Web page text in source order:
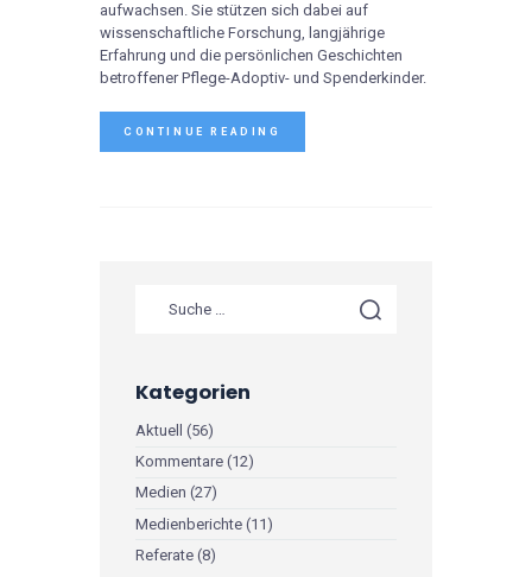
aufwachsen. Sie stützen sich dabei auf
wissenschaftliche Forschung, langjährige
Erfahrung und die persönlichen Geschichten
betroffener Pflege-Adoptiv- und Spenderkinder.
CONTINUE READING
Kategorien
Aktuell (56)
Kommentare (12)
Medien (27)
Medienberichte (11)
Referate (8)